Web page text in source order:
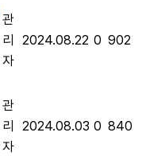
관
리
자
2024.08.22 0 902
관
리
자
2024.08.03 0 840